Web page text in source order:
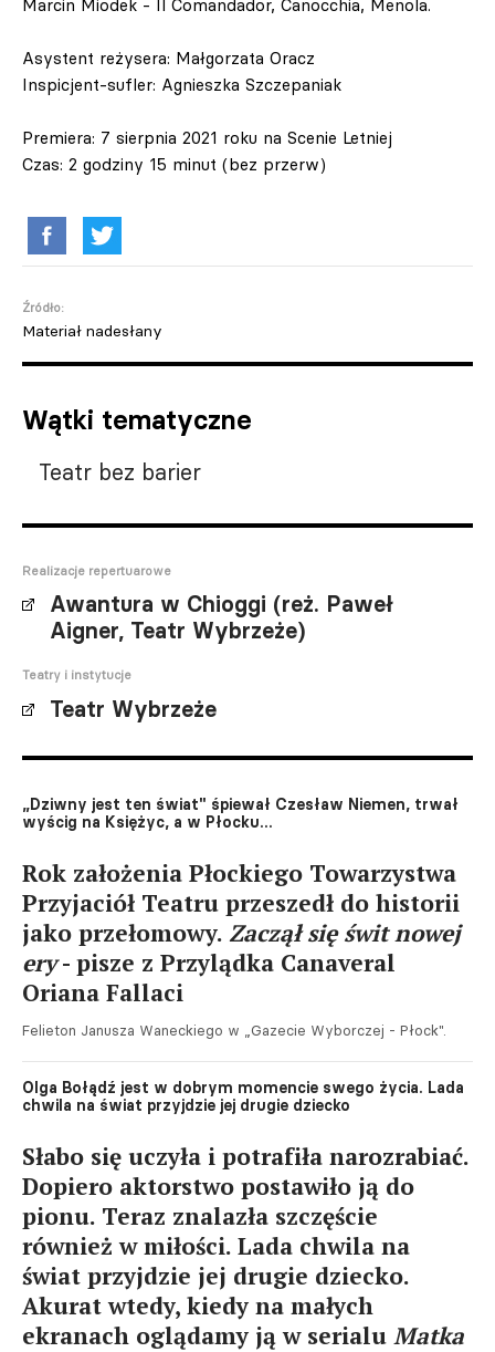
Marcin Miodek - Il Comandador, Canocchia, Menola.
Asystent reżysera: Małgorzata Oracz
Inspicjent-sufler: Agnieszka Szczepaniak
Premiera: 7 sierpnia 2021 roku na Scenie Letniej
Czas: 2 godziny 15 minut (bez przerw)
Źródło:
Materiał nadesłany
Wątki tematyczne
Teatr bez barier
Realizacje repertuarowe
Awantura w Chioggi (reż. Paweł
Aigner, Teatr Wybrzeże)
Teatry i instytucje
Teatr Wybrzeże
„Dziwny jest ten świat" śpiewał Czesław Niemen, trwał
wyścig na Księżyc, a w Płocku...
Rok założenia Płockiego Towarzystwa
Przyjaciół Teatru przeszedł do historii
jako przełomowy. Zaczął się świt nowej
ery- pisze z Przylądka Canaveral
Oriana Fallaci
Felieton Janusza Waneckiego w „Gazecie Wyborczej - Płock".
Olga Bołądź jest w dobrym momencie swego życia. Lada
chwila na świat przyjdzie jej drugie dziecko
Słabo się uczyła i potrafiła narozrabiać.
Dopiero aktorstwo postawiło ją do
pionu. Teraz znalazła szczęście
również w miłości. Lada chwila na
świat przyjdzie jej drugie dziecko.
Akurat wtedy, kiedy na małych
ekranach oglądamy ją w serialu Matka